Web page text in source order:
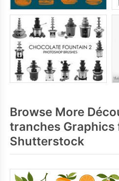
Browse More
tranches Graphics
Shutterstock